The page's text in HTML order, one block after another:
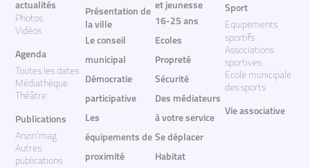
actualités
Photos
Vidéos
Agenda
Toutes les dates
Médiathèque
Théâtre
Publications
Anzin'mag
Autres
publications
Présentation de
la ville
Le conseil
municipal
Démocratie
participative
Les
équipements de
proximité
et jeunesse
16-25 ans
Ecoles
Propreté
Sécurité
Des médiateurs
à votre service
Se déplacer
Habitat
Sport
Equipements
sportifs
Associations
sportives
Ecole municipale
des sports
Vie associative